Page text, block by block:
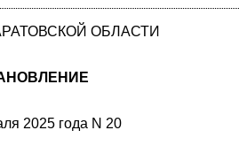
ОБЛАСТИ
2025 года N 20